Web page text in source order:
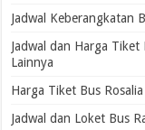
Jadwal Keberangkatan
Jadwal dan Harga
Lainnya
Harga Tiket Bus
Jadwal dan Loket Bus